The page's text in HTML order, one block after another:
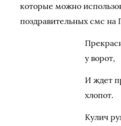
которые можно
поздравительных смс на
у ворот,
И ждет
хлопот.
Кулич